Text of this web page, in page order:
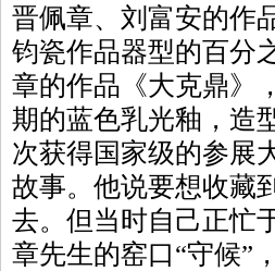
晋佩章、刘富安的作
钧瓷作品器型的百分
章的作品《大克鼎》
期的蓝色乳光釉，造
次获得国家级的参展
故事。他说要想收
去。但当时自己正忙
章先生的窑口“守候”